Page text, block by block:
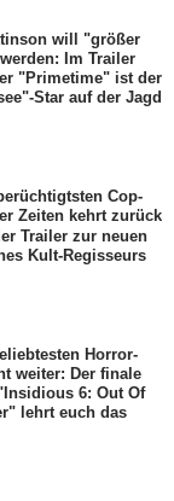
will "größer
Im Trailer
"Primetime" ist der
Star auf der Jagd
Cop-
Zeiten kehrt zurück
Trailer zur neuen
Kult-Regisseurs
Horror-
weiter: Der finale
6: Out Of
lehrt euch das